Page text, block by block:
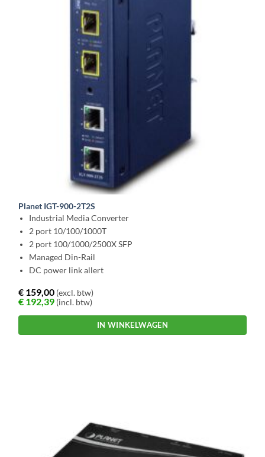
Planet IGT-900-2T2S
Industrial Media Converter
2 port 10/100/1000T
2 port 100/1000/2500X SFP
Managed Din-Rail
DC power link allert
€ 159,00 (excl. btw)
€ 192,39 (incl. btw)
IN WINKELWAGEN